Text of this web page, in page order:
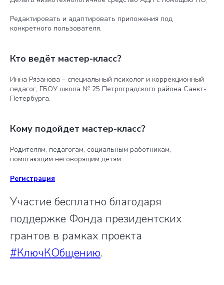
Редактировать и адаптировать приложения под
конкретного пользователя.
Кто ведёт мастер-класс?
Инна Рязанова – специальный психолог и коррекционный
педагог, ГБОУ школа № 25 Петроградского района Санкт-
Петербурга.
Кому подойдет мастер-класс?
Родителям, педагогам, социальным работникам,
помогающим неговорящим детям.
Регистрация
Участие бесплатно благодаря
поддержке Фонда президентских
грантов в рамках проекта
#КлючКОбщению.